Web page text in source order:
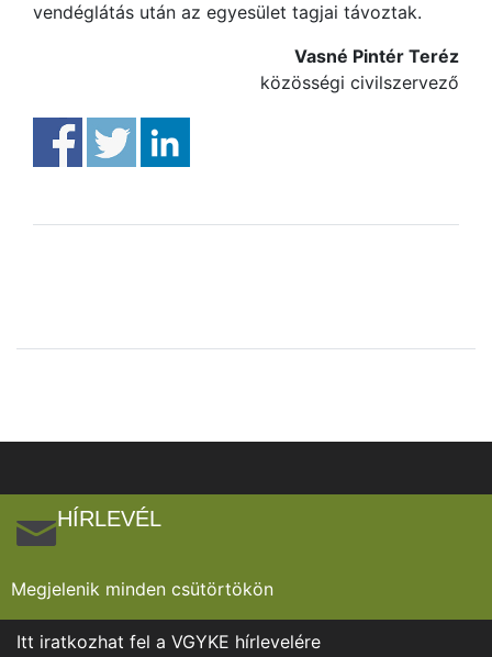
vendéglátás után az egyesület tagjai távoztak.
Vasné Pintér Teréz
közösségi civilszervező
HÍRLEVÉL
Megjelenik minden csütörtökön
Itt iratkozhat fel a VGYKE hírlevelére